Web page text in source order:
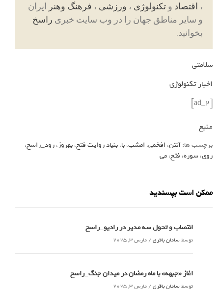
، اقتصاد و تکنولوژی ، ورزشی ، فرهنگ وهنر ایران
و سایر مناطق جهان را در وب سایت خبری راسخ
بخوانید.
سلامتی
اخبار تکنولوژی
[ad_2]
منبع
برچسب ها:آنتن، افخمی، امشب،با،بنیاد روایت فتح،بهروز،رود_راسخ،
روی،سوره، فتح،می
ممکن است بپسندید
انتصاب و تحول سه مدیر در رادیو_راسخ
توسطسامان باقری / مارس 3, 2025
اغاز «جبهه» با ماه رمضان در میدان جنگ_راسخ
توسطسامان باقری / مارس 3, 2025